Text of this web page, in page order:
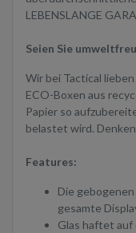
LEBENSLANGE
Seien Sie
Wir bei Tactical
ECO-Boxen aus
Papier so
belastet wird.
Features:
Die
gesamte
Glas haftet